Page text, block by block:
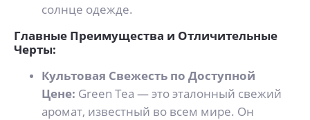
солнце одежде.
Главные Преимущества и Отличительные
Черты:
Культовая Свежесть по Доступной
Цене: Green Tea — это эталонный свежий
аромат, известный во всем мире. Он